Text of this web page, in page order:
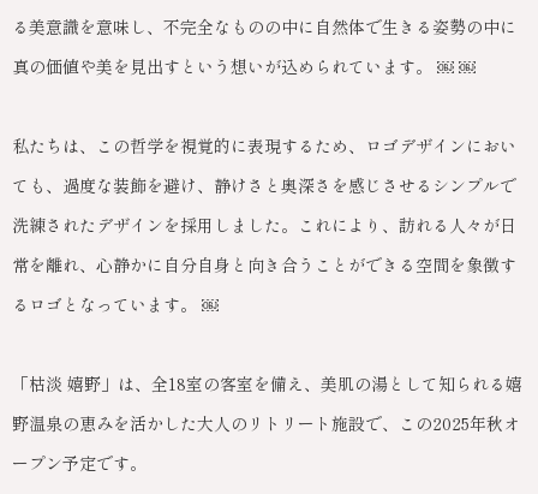
る美意識を意味し、不完全なものの中に自然体で生きる姿勢の中に
真の価値や美を見出すという想いが込められています。 ￼ ￼
私たちは、この哲学を視覚的に表現するため、ロゴデザインにおい
ても、過度な装飾を避け、静けさと奥深さを感じさせるシンプルで
洗練されたデザインを採用しました。これにより、訪れる人々が日
常を離れ、心静かに自分自身と向き合うことができる空間を象徴す
るロゴとなっています。 ￼
「枯淡 嬉野」は、全18室の客室を備え、美肌の湯として知られる嬉
野温泉の恵みを活かした大人のリトリート施設で、この2025年秋オ
ープン予定です。